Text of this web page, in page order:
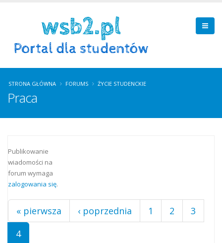
STRONA GŁÓWNA FORUMS ŻYCIE STUDENCKIE
Praca
Publikowanie
wiadomości na
forum wymaga
zalogowania się.
Strony
« pierwsza ‹ poprzednia 1 2
3
4